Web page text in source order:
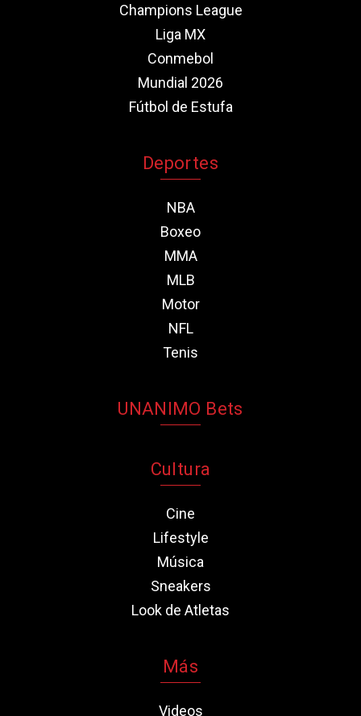
Champions League
Liga MX
Conmebol
Mundial 2026
Fútbol de Estufa
Deportes
NBA
Boxeo
MMA
MLB
Motor
NFL
Tenis
UNANIMO Bets
Cultura
Cine
Lifestyle
Música
Sneakers
Look de Atletas
Más
Videos